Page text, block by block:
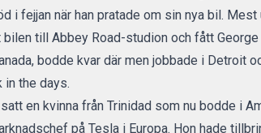
i fejjan när han pratade om sin nya bil.
bilen till Abbey Road-studion och fått
bodde kvar där men jobbade i Detroit
in the days.
en kvinna från Trinidad som nu bodde i
på Tesla i Europa. Hon hade